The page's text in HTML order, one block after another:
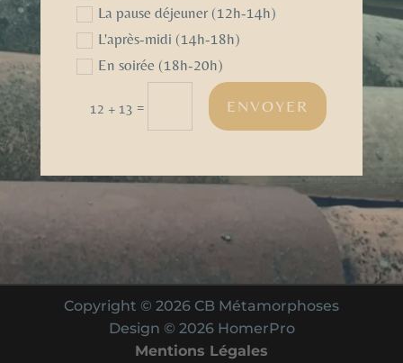
La pause déjeuner (12h-14h)
L'après-midi (14h-18h)
En soirée (18h-20h)
12 + 13 = ENVOYER
Copyright © 2026 CB Métamorphoses
Design © 2026 HomerPro
Mentions Légales